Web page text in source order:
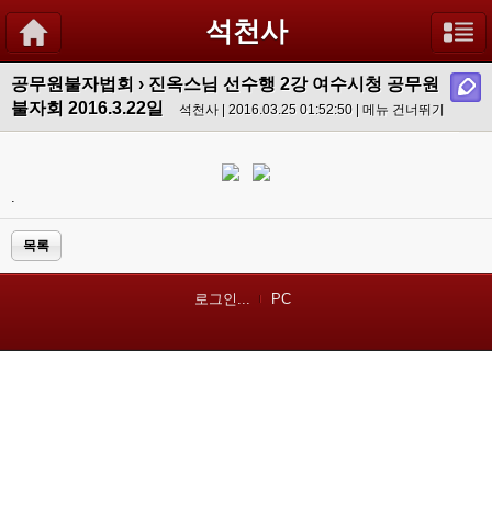
석천사
공무원불자법회 › 진옥스님 선수행 2강 여수시청 공무원
불자회 2016.3.22일
석천사 | 2016.03.25 01:52:50 | 메뉴 건너뛰기
.
목록
로그인... PC